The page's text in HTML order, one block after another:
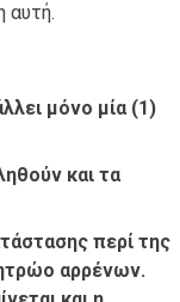
αυτή.
μόνο μία (1)
και τα
περί της
αρρένων.